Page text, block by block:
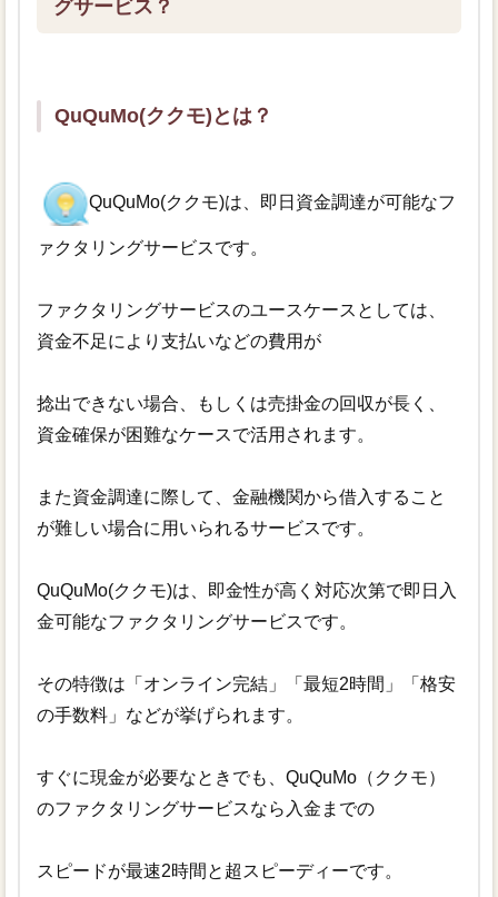
グサービス？
QuQuMo(ククモ)とは？
QuQuMo(ククモ)は、即日資金調達が可能なフ
ァクタリングサービスです。
ファクタリングサービスのユースケースとしては、
資金不足により支払いなどの費用が
捻出できない場合、もしくは売掛金の回収が長く、
資金確保が困難なケースで活用されます。
また資金調達に際して、金融機関から借入すること
が難しい場合に用いられるサービスです。
QuQuMo(ククモ)は、即金性が高く対応次第で即日入
金可能なファクタリングサービスです。
その特徴は「オンライン完結」「最短2時間」「格安
の手数料」などが挙げられます。
すぐに現金が必要なときでも、QuQuMo（ククモ）
のファクタリングサービスなら入金までの
スピードが最速2時間と超スピーディーです。